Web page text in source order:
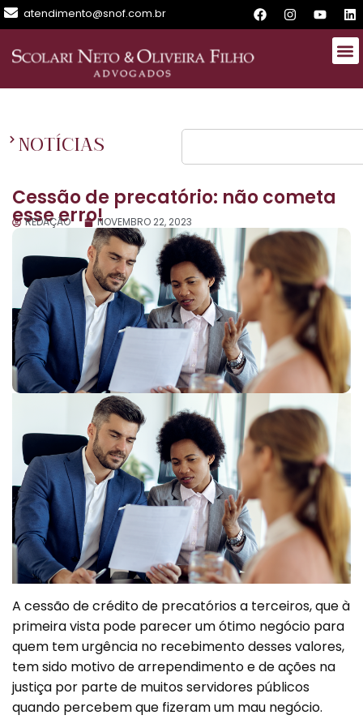
atendimento@snof.com.br
NOTÍCIAS
Cessão de precatório: não cometa
esse erro!
REDAÇÃO NOVEMBRO 22, 2023
A cessão de crédito de precatórios a terceiros, que à
primeira vista pode parecer um ótimo negócio para
quem tem urgência no recebimento desses valores,
tem sido motivo de arrependimento e de ações na
justiça por parte de muitos servidores públicos
quando percebem que fizeram um mau negócio.